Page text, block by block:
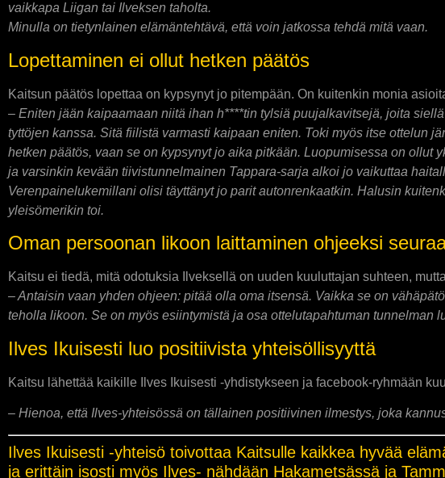
vaikkapa Liigan tai Ilveksen taholta.
Minulla on tietynlainen elämäntehtävä, että voin jatkossa tehdä mitä vaan.
Lopettaminen ei ollut hetken päätös
Kaitsun päätös lopettaa on kypsynyt jo pitempään. On kuitenkin monia
– Eniten jään kaipaamaan niitä ihan h****tin tylsiä puujalkavitsejä, joita
tyttöjen kanssa. Sitä fiilistä varmasti kaipaan eniten. Toki myös itse ottelun
hetken päätös, vaan se on kypsynyt jo aika pitkään. Luopumisessa on
ja varsinkin kevään tiivistunnelmainen Tappara-sarja alkoi jo vaikuttaa
Verenpainelukemillani olisi täyttänyt jo parit autonrenkaatkin. Halusin
yleisömerikin toi.
Oman persoonan likoon laittaminen ohjeeksi
Kaitsu ei tiedä, mitä odotuksia Ilveksellä on uuden kuuluttajan suhteen,
– Antaisin vaan yhden ohjeen: pitää olla oma itsensä. Vaikka se on
teholla likoon. Se on myös esiintymistä ja osa ottelutapahtuman tunnelman
Ilves Ikuisesti luo positiivista yhteisöllisyyttä
Kaitsu lähettää kaikille Ilves Ikuisesti -yhdistykseen ja facebook-ryhmään
– Hienoa, että Ilves-yhteisössä on tällainen positiivinen ilmestys, joka
Ilves Ikuisesti -yhteisö toivottaa Kaitsulle kaikkea hyvää
ja erittäin isosti myös Ilves- nähdään Hakametsässä ja